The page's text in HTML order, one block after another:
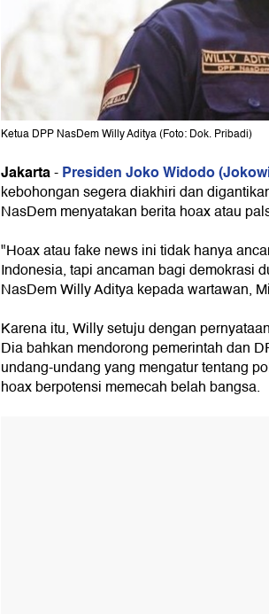
Ketua DPP NasDem Willy Aditya (Foto: Dok. Pribadi)
Jakarta-Presiden Joko Widodo
kebohongan segera diakhiri dan
NasDem menyatakan berita hoax atau
"Hoax atau fake news ini tidak hanya
Indonesia, tapi ancaman bagi demokrasi
NasDem Willy Aditya kepada wartawan,
Karena itu, Willy setuju dengan
Dia bahkan mendorong pemerintah dan
undang-undang yang mengatur tentang
hoax berpotensi memecah belah bangsa.